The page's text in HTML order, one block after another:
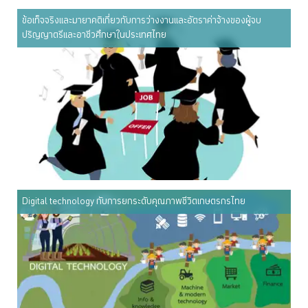
ข้อเท็จจริงและมายาคติเกี่ยวกับการว่างงานและอัตราค่าจ้างของผู้จบ
ปริญญาตรีและอาชีวศึกษาในประเทศไทย
Digital technology กับการยกระดับคุณภาพชีวิตเกษตรกรไทย